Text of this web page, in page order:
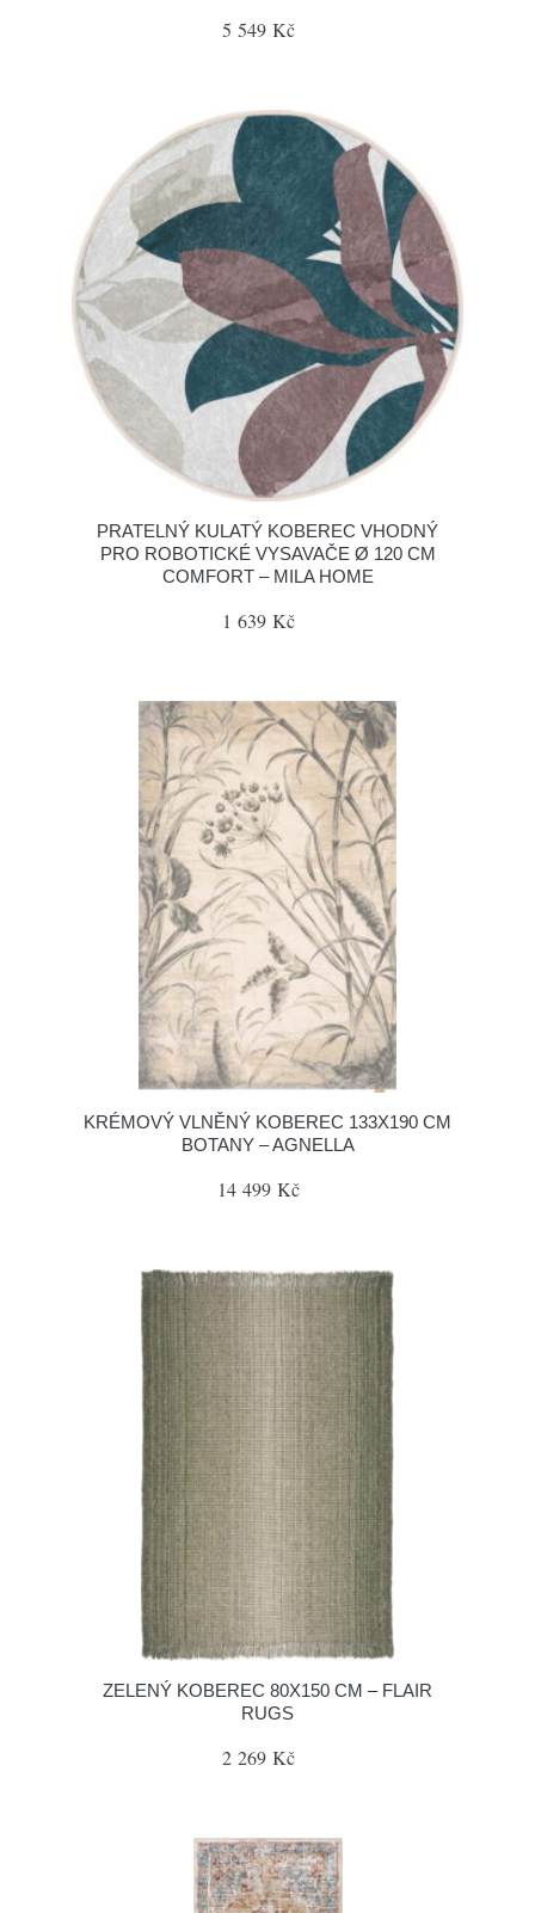
5 549 Kč
PRATELNÝ KULATÝ KOBEREC VHODNÝ
PRO ROBOTICKÉ VYSAVAČE Ø 120 CM
COMFORT – MILA HOME
1 639 Kč
KRÉMOVÝ VLNĚNÝ KOBEREC 133X190 CM
BOTANY – AGNELLA
14 499 Kč
ZELENÝ KOBEREC 80X150 CM – FLAIR
RUGS
2 269 Kč